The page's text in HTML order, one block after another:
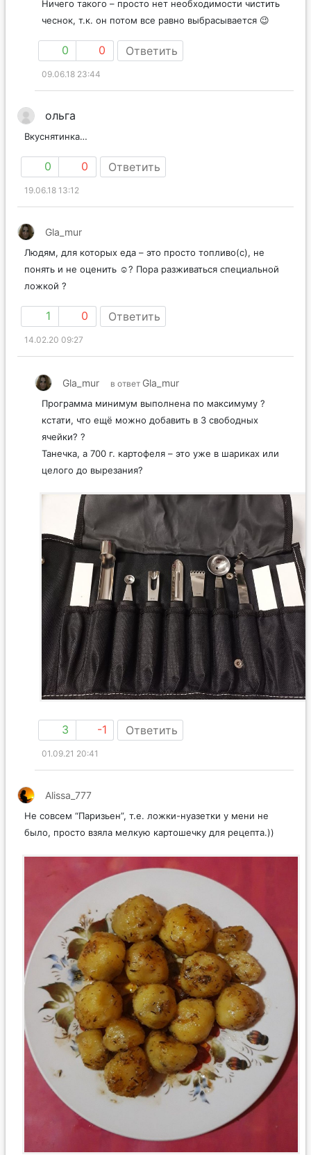
Ничего такого – просто нет необходимости чистить
чеснок, т.к. он потом все равно выбрасывается 😉
0 0 Ответить
09.06.18 23:44
ольга
Вкуснятинка…
0 0 Ответить
19.06.18 13:12
Gla_mur
Людям, для которых еда – это просто топливо(с), не
понять и не оценить ☺️? Пора разживаться специальной
ложкой ?
1 0 Ответить
14.02.20 09:27
Gla_mur в ответ Gla_mur
Программа минимум выполнена по максимуму ?
кстати, что ещё можно добавить в 3 свободных
ячейки? ?
Танечка, а 700 г. картофеля – это уже в шариках или
целого до вырезания?
3 -1 Ответить
01.09.21 20:41
Alissa_777
Не совсем “Паризьен”, т.е. ложки-нуазетки у мени не
было, просто взяла мелкую картошечку для рецепта.))